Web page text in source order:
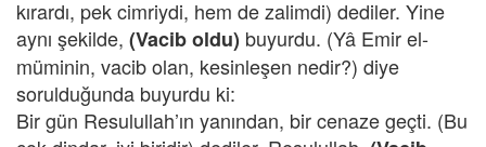
kırardı, pek cimriydi, hem de zalimdi) dediler. Yine
aynı şekilde, (Vacib oldu) buyurdu. (Yâ Emir el-
müminin, vacib olan, kesinleşen nedir?) diye
sorulduğunda buyurdu ki:
Bir gün Resulullah’ın yanından, bir cenaze geçti. (Bu